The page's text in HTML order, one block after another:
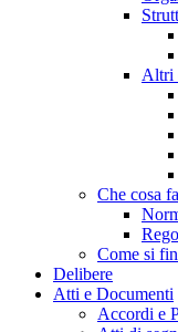
Altri
Che cosa
Come si
Delibere
Atti e Documenti
Accordi e